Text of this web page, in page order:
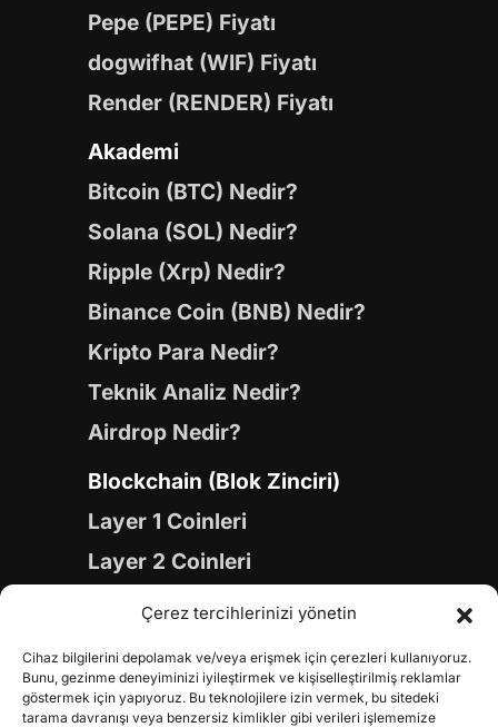
Çerez tercihlerinizi yönetin
Cihaz bilgilerini depolamak ve/veya erişmek için çerezleri kullanıyoruz.
Bunu, gezinme deneyiminizi iyileştirmek ve kişiselleştirilmiş reklamlar
göstermek için yapıyoruz. Bu teknolojilere izin vermek, bu sitedeki
tarama davranışı veya benzersiz kimlikler gibi verileri işlememize
Pepe (PEPE) Fiyatı
dogwifhat (WIF) Fiyatı
Render (RENDER) Fiyatı
Akademi
Bitcoin (BTC) Nedir?
Solana (SOL) Nedir?
Ripple (Xrp) Nedir?
Binance Coin (BNB) Nedir?
Kripto Para Nedir?
Teknik Analiz Nedir?
Airdrop Nedir?
Blockchain (Blok Zinciri)
Layer 1 Coinleri
Layer 2 Coinleri
Yapay Zeka (AI) Coinleri
Gaming Coinleri